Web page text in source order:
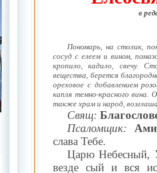
в
Пономарь, на столик,
сосуд с елеем и вином,
кропило, кадило, свечу.
вещества, берется
ореховое с добавлением
капля темно-красного вина.
также храм и народ,
Свящ:
Псаломщик:
слава Тебе.
Царю Небесный,
везде сый и вся